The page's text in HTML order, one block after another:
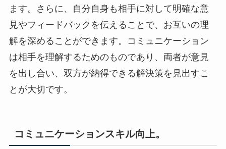
ます。さらに、自分自身も相手に対して明確な意
見やフィードバックを伝えることで、お互いの理
解を深めることができます。コミュニケーション
は相手を理解するためのものであり、両者が意見
を出し合い、双方が納得できる解決策を見出すこ
とが大切です。
コミュニケーションスキル向上。